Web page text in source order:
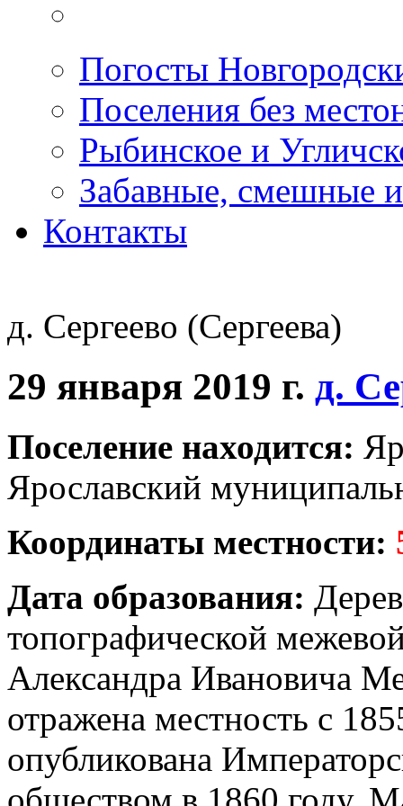
Погосты
Поселения без
Рыбинское и
Забавные, смешные
Контакты
д. Сергеево (Сергеева)
29 января 2019 г. д.
Поселение находится:
Ярославский
Координаты местности:
Дата образования:
топографической
Александра Ивановича
отражена местность с
опубликована